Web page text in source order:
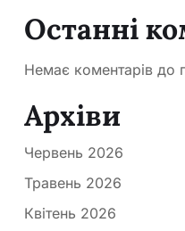
Останні
Немає коментарів до
Архіви
Червень 2026
Травень 2026
Квітень 2026